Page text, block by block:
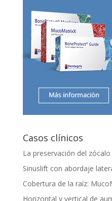
Casos clínicos
La preservación del zócalo
Sinuslift con abordaje
Cobertura de la raíz:
Horizontal y vertical de